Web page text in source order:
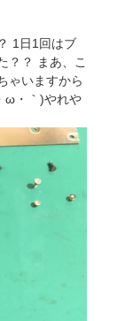
1日1回はブ
？？ まあ、こ
ゃいますから
ω・｀)やれや